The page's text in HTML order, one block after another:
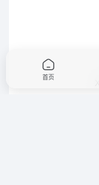
首页